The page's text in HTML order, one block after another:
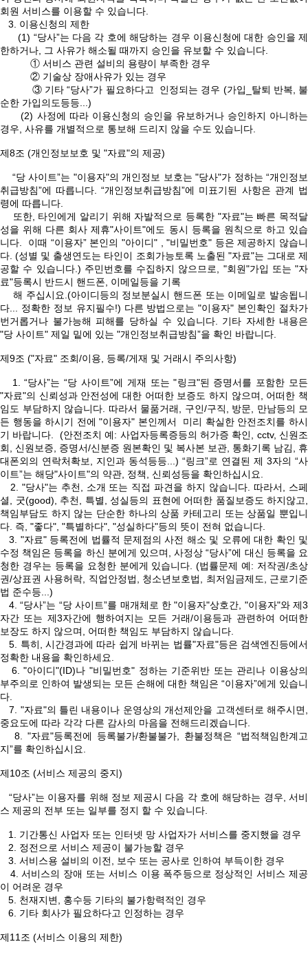
회원 서비스를 이용할 수 있습니다.
3. 이용신청의 제한
(1) “당사”는 다음 각 호에 해당하는 경우 이용신청에 대한 승인을 제
한하거나, 그 사유가 해소될 때까지 승인을 유보할 수 있습니다.
① 서비스 관련 설비의 용량이 부족한 경우
② 기술상 장애사유가 있는 경우
③ 기타 “당사”가 필요하다고 인정되는 경우 (가입_탈퇴 반복, 불
순한 가입의도등등...)
(2) 사정에 따라 이용신청의 승인을 유보하거나 승인하지 아니하는
경우, 사유를 개별적으로 통보해 드리지 않을 수도 있습니다.
제8조 (개인정보보호 및 "자료"의 제공)
“당 사이트”는 "이용자"의 개인정보 보호는 "당사"가 정하는 “개인정보
취급방침”에 따릅니다. “개인정보취급방침”에 미표기된 사항은 관계 법
령에 따릅니다.
또한, 타인에게 알리기 위해 자발적으로 등록한 "자료"는 빠른 목적달
성을 위해 다른 회사 제휴"사이트"에도 동시 등록을 원칙으로 하고 있습
니다. 이때 “이용자” 본인의 "아이디" , "비밀번호" 등은 제공하지 않습니
다. (성별 및 출생연도는 타인이 조회가능토록 노출된 "자료"는 그대로 제
공할 수 있습니다.) 주민번호를 수집하지 않으므로, "회원"가입 또는 "자
료"등록시 반드시 핸드폰, 이메일등을 기록
해 주십시요.(아이디등의 정보분실시 핸드폰 또는 이메일로 발송됩니
다... 정확한 정보 유지필수!) 다른 방법으로는 "이용자" 본인확인 절차가
번거롭거나 불가능해 피해를 당하실 수 있습니다. 기타 자세한 내용은
"당 사이트" 제일 밑에 있는 "개인정보취급방침”을 확인 바랍니다.
제9조 ("자료" 조회/이용, 등록/게재 및 거래시 주의사항)
1. “당사”는 “당 사이트”에 게재 또는 "링크"된 증명서를 포함한 모든
"자료"의 신뢰성과 안전성에 대한 어떠한 보증도 하지 않으며, 어떠한 책
임도 부담하지 않습니다. 따라서 물품거래, 구인/구직, 방문, 만남등의 모
든 행동을 하시기 전에 "이용자" 본인께서 미리 확실한 안전조치를 하시
기 바랍니다. (안전조치 예: 사업자등록증등의 허가증 확인, cctv, 신원조
회, 신원보증, 증명서/신분증 원본확인 및 복사본 보관, 통화기록 남김, 휴
대폰외의 연락처확보, 지인과 동석등등...) “링크”로 연결된 제 3자의 “사
이트”는 해당"사이트"의 약관, 정책, 신뢰성등을 확인하십시요.
2. "당사"는 추천, 소개 또는 직접 파견을 하지 않습니다. 따라서, 스페
셜, 굿(good), 추천, 특별, 성실등의 표현에 어떠한 품질보증도 하지않고,
책임부담도 하지 않는 단순한 하나의 상품 카테고리 또는 상품일 뿐입니
다. 즉, "좋다", "특별하다", "성실하다"등의 뜻이 전혀 없습니다.
3. "자료" 등록전에 법률적 문제점의 사전 해소 및 오류에 대한 확인 및
수정 책임은 등록을 하신 분에게 있으며, 사정상 “당사”에 대신 등록을 요
청한 경우는 등록을 요청한 분에게 있습니다. (법률문제 예: 저작권/초상
권/상표권 사용허락, 직업안정법, 청소년보호법, 최저임금제도, 근로기준
법 준수등...)
4. “당사”는 “당 사이트”를 매개체로 한 "이용자"상호간, "이용자"와 제3
자간 또는 제3자간에 행하여지는 모든 거래/이용등과 관련하여 어떠한
보장도 하지 않으며, 어떠한 책임도 부담하지 않습니다.
5. 특히, 시간경과에 따라 쉽게 바뀌는 법률"자료"등은 검색엔진등에서
정확한 내용을 확인하세요.
6. "아이디"(ID)나 "비밀번호" 정하는 기준위반 또는 관리나 이용상의
부주의로 인하여 발생되는 모든 손해에 대한 책임은 “이용자”에게 있습니
다.
7. "자료"의 틀린 내용이나 운영상의 개선제안을 고객센터로 해주시면,
중요도에 따라 각각 다른 감사의 마음을 전해드리겠습니다.
8. "자료"등록전에 등록불가/환불불가, 환불정책은 “법적책임한계고
지”를 확인하십시요.
제10조 (서비스 제공의 중지)
“당사”는 이용자를 위해 정보 제공시 다음 각 호에 해당하는 경우, 서비
스 제공의 전부 또는 일부를 정지 할 수 있습니다.
1. 기간통신 사업자 또는 인터넷 망 사업자가 서비스를 중지했을 경우
2. 정전으로 서비스 제공이 불가능할 경우
3. 서비스용 설비의 이전, 보수 또는 공사로 인하여 부득이한 경우
4. 서비스의 장애 또는 서비스 이용 폭주등으로 정상적인 서비스 제공
이 어려운 경우
5. 천재지변, 홍수등 기타의 불가항력적인 경우
6. 기타 회사가 필요하다고 인정하는 경우
제11조 (서비스 이용의 제한)